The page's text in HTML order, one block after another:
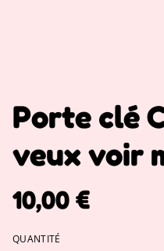
Porte clé
veux voir
10,00 €
QUANTITÉ